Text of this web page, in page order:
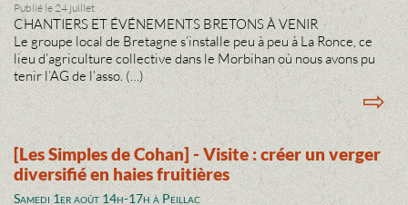
Publié le 24 juillet
CHANTIERS ET ÉVÉNEMENTS BRETONS À VENIR
Le groupe local de Bretagne s’installe peu à peu à La Ronce, ce
lieu d’agriculture collective dans le Morbihan où nous avons pu
tenir l’AG de l’asso. (…)
⇨
[Les Simples de Cohan] - Visite : créer un verger
diversifié en haies fruitières
Samedi 1er août 14h-17h à Peillac